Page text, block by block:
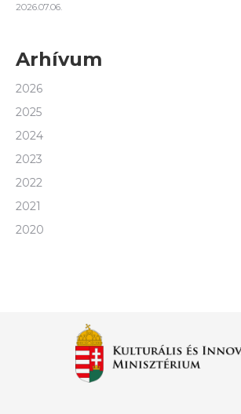
2026.07.06.
Arhívum
2026
2025
2024
2023
2022
2021
2020